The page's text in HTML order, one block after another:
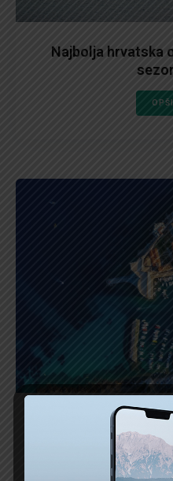
Najbolja hrvatska
Kompletan vodič za